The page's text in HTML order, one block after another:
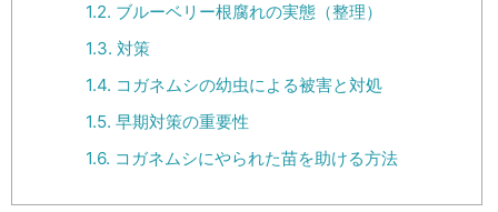
1.2. ブルーベリー根腐れの実態（整理）
1.3. 対策
1.4. コガネムシの幼虫による被害と対処
1.5. 早期対策の重要性
1.6. コガネムシにやられた苗を助ける方法